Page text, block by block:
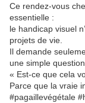
Ce rendez-vous
essentielle :
le handicap visuel
projets de vie.
Il demande
une simple
« Est-ce que cela
Parce que la vraie
#pagaillevégétale